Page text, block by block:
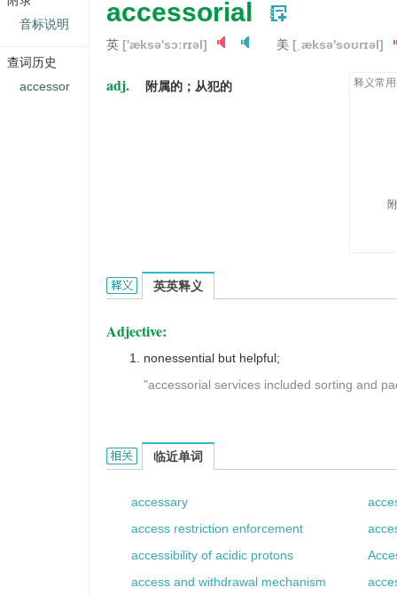
accessorial
英 ['æksə'sɔːrɪəl] 美 [ˌæksə'soʊrɪəl]
adj. 附属的；从犯的 释义常
accessorial的英文翻译是什么意思，词典释义与在
英英释义
Adjective:
nonessential but helpful;
"accessorial services included sorting and
accessorial的相关资料：
临近单词
accessary
access restriction enforcement
accessibility of acidic protons
access and withdrawal mechanism
音标说明
查词历史
accessor